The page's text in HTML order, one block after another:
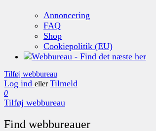
Annoncering
FAQ
Shop
Cookiepolitik (EU)
Tilføj webbureau
Log ind eller Tilmeld
0
Tilføj webbureau
Find webbureauer